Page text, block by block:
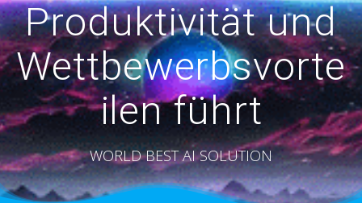
Produktivität und
Wettbewerbsvorte
ilen führt
WORLD BEST AI SOLUTION